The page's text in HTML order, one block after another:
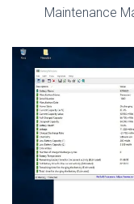
Maintenance